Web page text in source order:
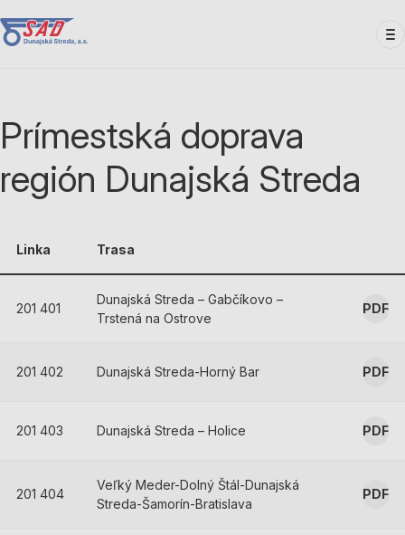
na
hlavný
Prímestská doprava
región Dunajská Streda
Linka Trasa
201 401
Dunajská Streda – Gabčíkovo –
Trstená na Ostrove
PDF
201 402 Dunajská Streda-Horný Bar PDF
201 403 Dunajská Streda – Holice PDF
201 404
Veľký Meder-Dolný Štál-Dunajská
Streda-Šamorín-Bratislava
PDF